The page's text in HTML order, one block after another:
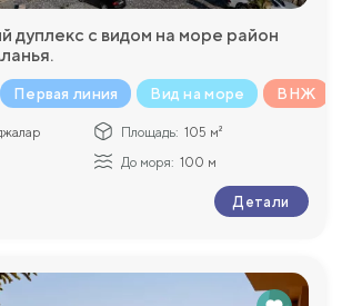
дуплекс с видом на море район
Первая линия Вид на море ВНЖ
Площадь: 105 м²
До моря: 100 м
Детали